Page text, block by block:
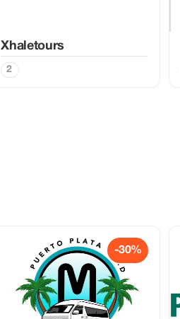
Xhaletours
2
-30%